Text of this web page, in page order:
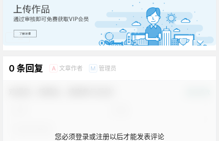
广告
0 条回复 A 文章作者 M 管理员
您必须登录或注册以后才能发表评论